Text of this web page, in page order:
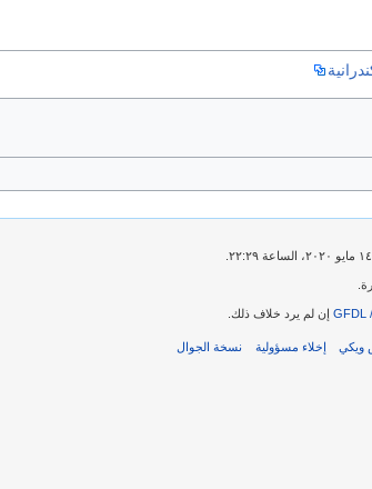
GFDL إن لم يرد خلاف ذلك.
ويكي إخلاء مسؤولية نسخة الجوال